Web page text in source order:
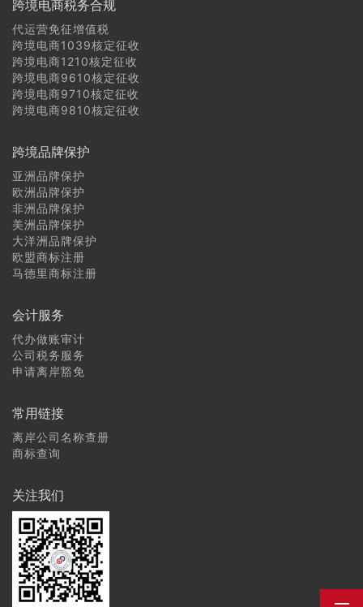
跨境电商税务合规
代运营免征增值税
跨境电商1039核定征收
跨境电商1210核定征收
跨境电商9610核定征收
跨境电商9710核定征收
跨境电商9810核定征收
跨境品牌保护
亚洲品牌保护
欧洲品牌保护
非洲品牌保护
美洲品牌保护
大洋洲品牌保护
欧盟商标注册
马德里商标注册
会计服务
代办做账审计
公司税务服务
申请离岸豁免
常用链接
离岸公司名称查册
商标查询
关注我们